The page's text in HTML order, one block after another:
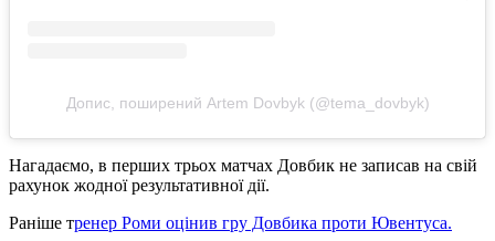
Допис, поширений Artem Dovbyk (@tema_dovbyk)
Нагадаємо, в перших трьох матчах Довбик не записав на свій
рахунок жодної результативної дії.
Раніше тренер Роми оцінив гру Довбика проти Ювентуса.